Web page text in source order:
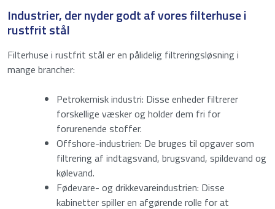
Send
Industrier, der nyder godt af vores filterhuse i
rustfrit stål
Filterhuse i rustfrit stål er en pålidelig filtreringsløsning i
mange brancher:
Petrokemisk industri: Disse enheder filtrerer
forskellige væsker og holder dem fri for
forurenende stoffer.
Offshore-industrien: De bruges til opgaver som
filtrering af indtagsvand, brugsvand, spildevand og
kølevand.
Fødevare- og drikkevareindustrien: Disse
kabinetter spiller en afgørende rolle for at